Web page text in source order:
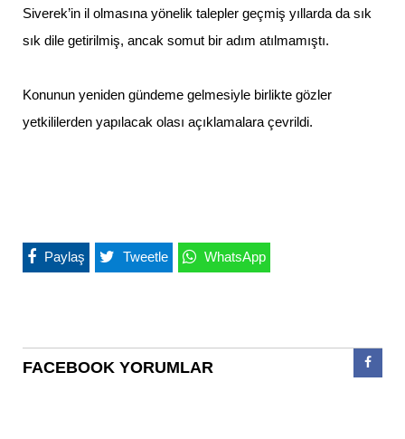
Siverek’in il olmasına yönelik talepler geçmiş yıllarda da sık
sık dile getirilmiş, ancak somut bir adım atılmamıştı.
Konunun yeniden gündeme gelmesiyle birlikte gözler
yetkililerden yapılacak olası açıklamalara çevrildi.
Paylaş Tweetle WhatsApp
FACEBOOK YORUMLAR